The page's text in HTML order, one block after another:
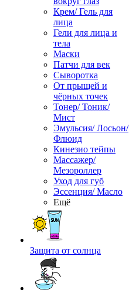
Крем/ Гель для
лица
Гели для лица и
тела
Маски
Патчи для век
Сыворотка
От прыщей и
чёрных точек
Тонер/ Тоник/
Мист
Эмульсия/ Лосьон/
Флюид
Кинезио тейпы
Массажер/
Мезороллер
Уход для губ
Эссенция/ Масло
Ещё
Защита от солнца